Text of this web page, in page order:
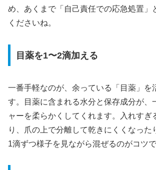
め、あくまで「自己責任での応急処置」
くださいね。
目薬を1〜2滴加える
一番手軽なのが、余っている「目薬」を
す。目薬に含まれる水分と保存成分が、
ャーを柔らかくしてくれます。入れすぎ
り、爪の上で分離して乾きにくくなった
1滴ずつ様子を見ながら混ぜるのがコツで